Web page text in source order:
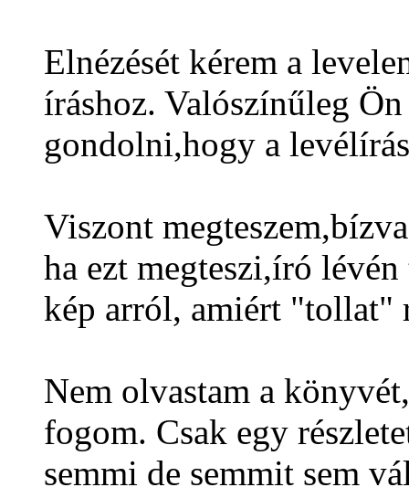
Elnézését kérem a
íráshoz. Valószínűleg
gondolni,hogy a
Viszont
ha ezt megteszi,író
kép arról, amiért "tollat"
Nem olvastam a
fogom. Csak egy
semmi de semmit sem